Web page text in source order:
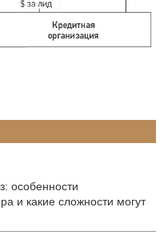
особенности
и какие сложности могут